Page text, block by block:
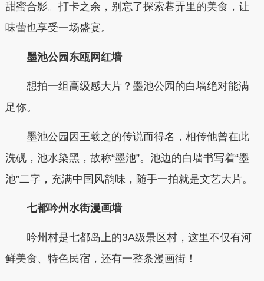
甜蜜合影。打卡之余，别忘了探索巷弄里的美食，让
味蕾也享受一场盛宴。
墨池公园东瓯网红墙
想拍一组高级感大片？墨池公园的白墙绝对能满
足你。
墨池公园因王羲之的传说而得名，相传他曾在此
洗砚，池水染黑，故称“墨池”。池边的白墙书写着“墨
池”二字，充满中国风韵味，随手一拍就是文艺大片。
七都吟州水街漫画墙
吟州村是七都岛上的3A级景区村，这里不仅有河
鲜美食、特色民宿，还有一整条漫画街！